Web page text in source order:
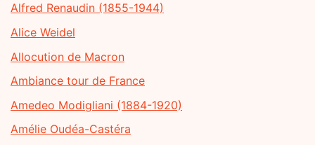
Alfred Renaudin (1855-1944)
Alice Weidel
Allocution de Macron
Ambiance tour de France
Amedeo Modigliani (1884-1920)
Amélie Oudéa-Castéra